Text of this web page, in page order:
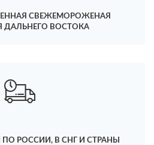
СВЕЖЕМОРОЖЕНАЯ
ДАЛЬНЕГО ВОСТОКА
РОССИИ, В СНГ И СТРАНЫ